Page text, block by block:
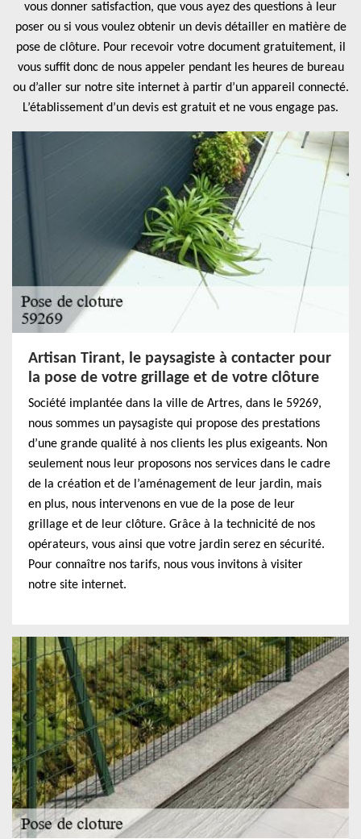
vous donner satisfaction, que vous ayez des questions à leur
poser ou si vous voulez obtenir un devis détailler en matière de
pose de clôture. Pour recevoir votre document gratuitement, il
vous suffit donc de nous appeler pendant les heures de bureau
ou d’aller sur notre site internet à partir d’un appareil connecté.
L’établissement d’un devis est gratuit et ne vous engage pas.
Artisan Tirant, le paysagiste à contacter pour
la pose de votre grillage et de votre clôture
Société implantée dans la ville de Artres, dans le 59269,
nous sommes un paysagiste qui propose des prestations
d’une grande qualité à nos clients les plus exigeants. Non
seulement nous leur proposons nos services dans le cadre
de la création et de l’aménagement de leur jardin, mais
en plus, nous intervenons en vue de la pose de leur
grillage et de leur clôture. Grâce à la technicité de nos
opérateurs, vous ainsi que votre jardin serez en sécurité.
Pour connaître nos tarifs, nous vous invitons à visiter
notre site internet.